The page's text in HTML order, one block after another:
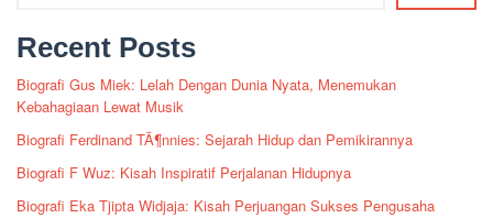
Recent Posts
Biografi Gus Miek: Lelah Dengan Dunia Nyata, Menemukan
Kebahagiaan Lewat Musik
Biografi Ferdinand TÃ¶nnies: Sejarah Hidup dan Pemikirannya
Biografi F Wuz: Kisah Inspiratif Perjalanan Hidupnya
Biografi Eka Tjipta Widjaja: Kisah Perjuangan Sukses Pengusaha